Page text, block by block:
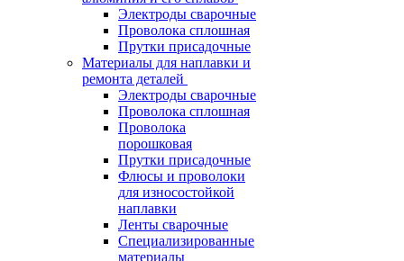
Электроды сварочные
Проволока сплошная
Прутки присадочные
Материалы для наплавки и
ремонта деталей
Электроды сварочные
Проволока сплошная
Проволока
порошковая
Прутки присадочные
Флюсы и проволоки
для износостойкой
наплавки
Ленты сварочные
Специализированные
материалы